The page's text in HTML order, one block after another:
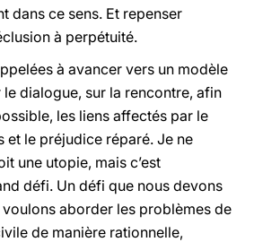
dans ce sens. Et repenser
à perpétuité.
à avancer vers un modèle
dialogue, sur la rencontre, afin
les liens affectés par le
et le préjudice réparé. Je ne
une utopie, mais c’est
défi. Un défi que nous devons
aborder les problèmes de
de manière rationnelle,